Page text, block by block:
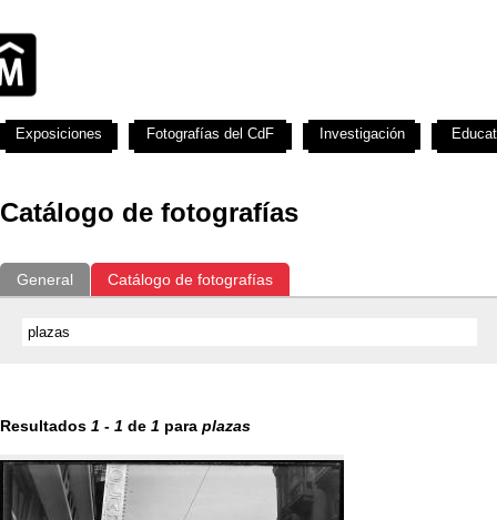
Catálogo de fotografías
General Catálogo de fotografías
Resultados 1 - 1 de 1 para plazas
Exposiciones Fotografías del CdF Investigación